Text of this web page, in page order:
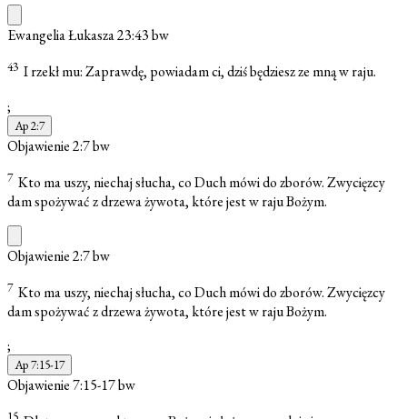
Ewangelia Łukasza 23:43bw
43 I rzekł mu: Zaprawdę, powiadam ci, dziś będziesz ze mną w raju.
;
Ap 2:7
Objawienie 2:7bw
7 Kto ma uszy, niechaj słucha, co Duch mówi do zborów. Zwycięzcy
dam spożywać z drzewa żywota, które jest w raju Bożym.
Objawienie 2:7bw
7 Kto ma uszy, niechaj słucha, co Duch mówi do zborów. Zwycięzcy
dam spożywać z drzewa żywota, które jest w raju Bożym.
;
Ap 7:15-17
Objawienie 7:15-17bw